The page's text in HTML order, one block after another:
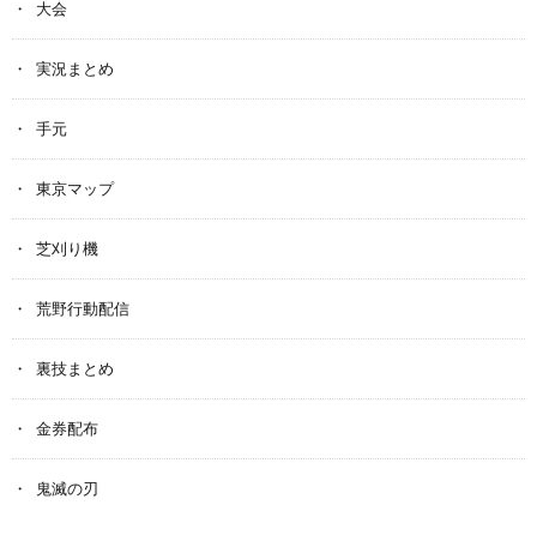
大会
実況まとめ
手元
東京マップ
芝刈り機
荒野行動配信
裏技まとめ
金券配布
鬼滅の刃